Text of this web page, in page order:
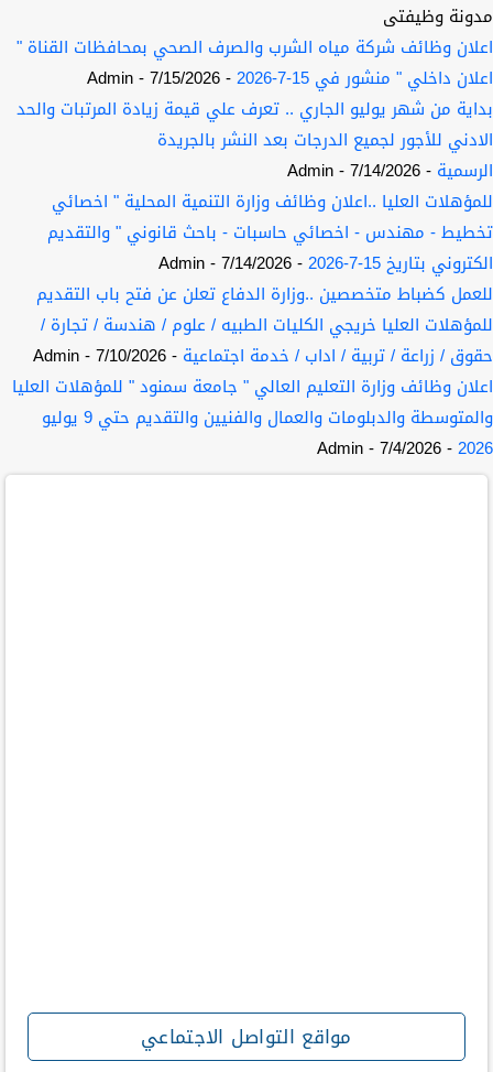
مدونة وظيفتى
اعلان وظائف شركة مياه الشرب والصرف الصحي بمحافظات القناة "
اعلان داخلي " منشور في 15-7-2026
- 7/15/2026
- Admin
بداية من شهر يوليو الجاري .. تعرف علي قيمة زيادة المرتبات والحد
الادني للأجور لجميع الدرجات بعد النشر بالجريدة
الرسمية - 7/14/2026
- Admin
للمؤهلات العليا ..اعلان وظائف وزارة التنمية المحلية " اخصائي
تخطيط - مهندس - اخصائي حاسبات - باحث قانوني " والتقديم
الكتروني بتاريخ 15-7-2026
- 7/14/2026
- Admin
للعمل كضباط متخصصين ..وزارة الدفاع تعلن عن فتح باب التقديم
للمؤهلات العليا خريجي الكليات الطبيه / علوم / هندسة / تجارة /
حقوق / زراعة / تربية / اداب / خدمة اجتماعية - 7/10/2026
- Admin
اعلان وظائف وزارة التعليم العالي " جامعة سمنود " للمؤهلات العليا
والمتوسطة والدبلومات والعمال والفنيين والتقديم حتي 9 يوليو
2026
- 7/4/2026
- Admin
مواقع التواصل الاجتماعي